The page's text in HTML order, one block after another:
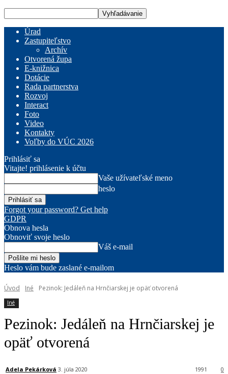
Úrad
Zastupiteľstvo
Archív
Otvorená župa
E-knižnica
Dotácie
Rada partnerstva
Rozvoj
Interact
Foto
Video
Kontakty
Voľby do VÚC 2026
Prihlásiť sa
Vitajte! prihlásenie k účtu
Vaše užívateľské meno
heslo
Forgot your password? Get help
GDPR
Obnova hesla
Obnoviť svoje heslo
Váš e-mail
Heslo vám bude zaslané e-mailom
Úvod Iné Pezinok: Jedáleň na Hrnčiarskej je opäť otvorená
Iné
Pezinok: Jedáleň na Hrnčiarskej je
opäť otvorená
Adela Pekárková 3. júla 2020 0
1991